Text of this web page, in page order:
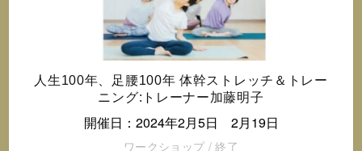
人生100年、足腰100年 体幹ストレッチ＆トレー
ニング:トレーナー加藤明子
開催日：2024年2月5日 2月19日
ワークショップ/終了